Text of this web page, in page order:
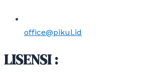
office@pikul.id
LISENSI :